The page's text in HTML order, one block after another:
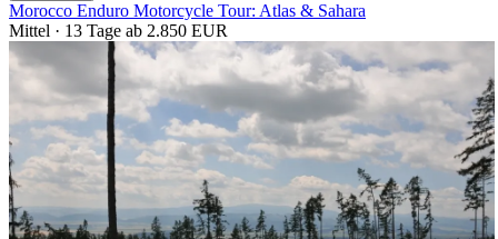
Morocco Enduro Motorcycle Tour: Atlas & Sahara
Mittel · 13 Tage ab 2.850 EUR